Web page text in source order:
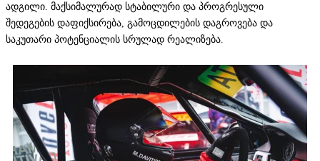
ადგილი. მაქსიმალურად სტაბილური და პროგრესული
შედეგების დაფიქსირება, გამოცდილების დაგროვება და
საკუთარი პოტენციალის სრულად რეალიზება.